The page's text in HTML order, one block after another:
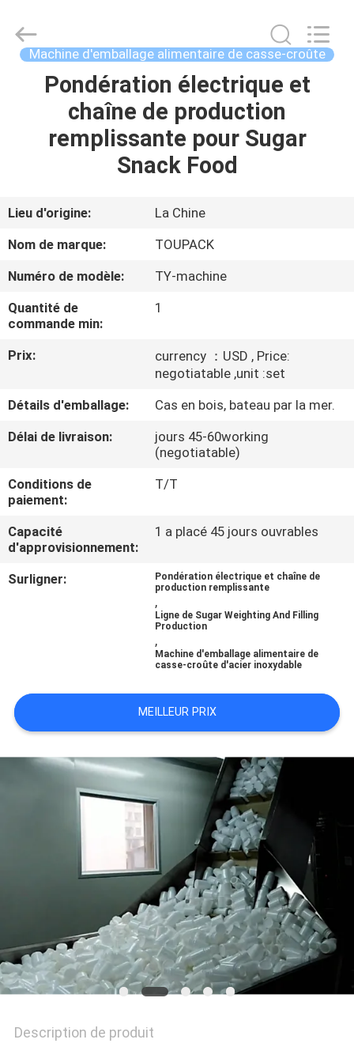
MAISON
PRODUITS
PROPOS
DE
NOUS
VISITE
D'USINE
CONTRÔLE
QUALITÉ
CONTACTEZ-
NOUS
NOUVELLES
UN DEVIS
SITEMAP
POLITIQUE
CONFIDENTIALITÉ
EQUIPMENT
Machine d'emballage alimentaire de casse-croûte
Pondération électrique et
chaîne de production
remplissante pour Sugar
Snack Food
Lieu d'origine:
La Chine
Nom de marque:
TOUPACK
Numéro de modèle:
TY-machine
Quantité de
commande min:
1
Prix:
currency ：USD , Price:
negotiatable ,unit :set
Détails d'emballage:
Cas en bois, bateau par la mer.
Délai de livraison:
jours 45-60working
(negotiatable)
Conditions de
paiement:
T/T
Capacité
d'approvisionnement:
1 a placé 45 jours ouvrables
Surligner:
Pondération électrique et chaîne de
production remplissante
,
Ligne de Sugar Weighting And Filling
Production
,
Machine d'emballage alimentaire de
casse-croûte d'acier inoxydable
MEILLEUR PRIX
Description de produit